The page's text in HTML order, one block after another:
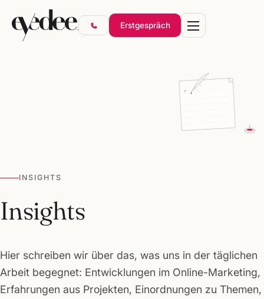
Erstgespräch
SEO & KI-Sichtbarkeit
Gründerpakete
INSIGHTS
Insights
Hier schreiben wir über das, was uns in der täglichen
Arbeit begegnet: Entwicklungen im Online-Marketing,
Erfahrungen aus Projekten, Einordnungen zu Themen,